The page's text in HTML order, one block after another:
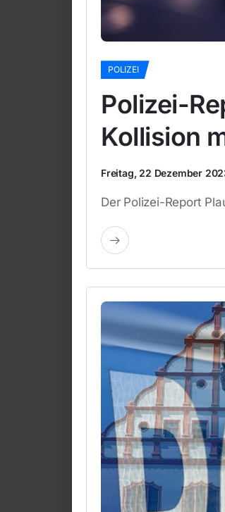
POLIZEI
Polizei-
Kollision
Freitag, 22 Dezember
Der Polizei-Report